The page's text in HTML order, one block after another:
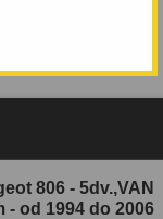
806 - 5dv.,VAN
- od 1994 do 2006